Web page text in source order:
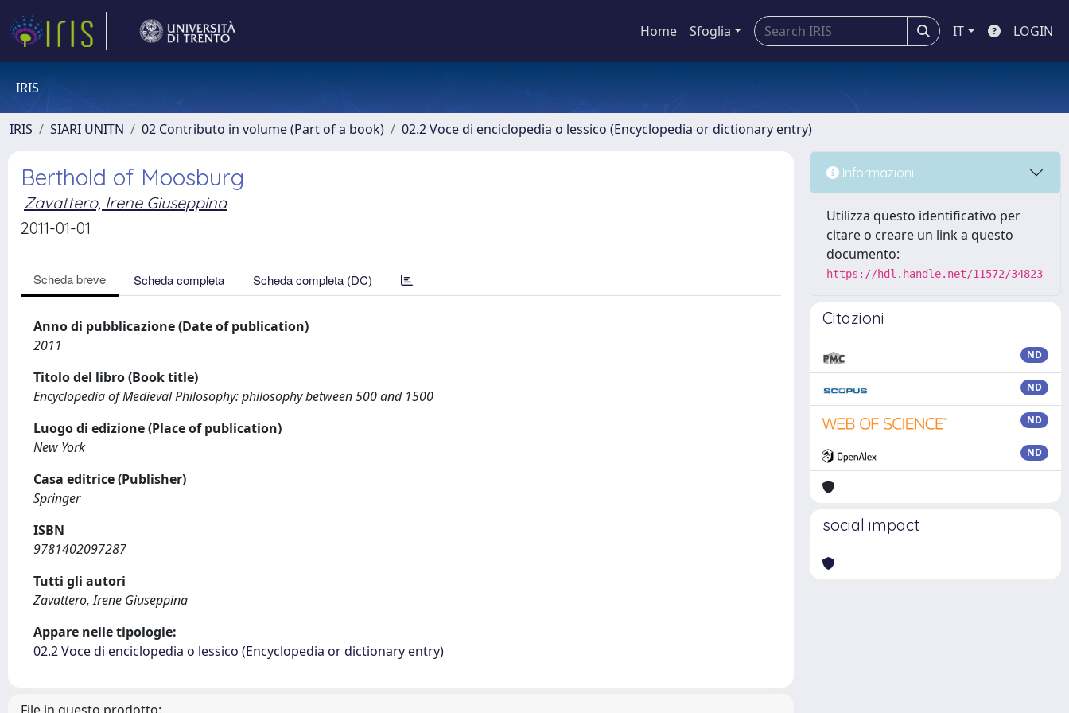
Home Sfoglia IT LOGIN
IRIS
IRIS SIARI UNITN 02 Contributo in volume (Part of a book) 02.2 Voce di enciclopedia o lessico (Encyclopedia or dictionary entry)
Berthold of Moosburg
Zavattero, Irene Giuseppina
2011-01-01
Scheda breve Scheda completa Scheda completa (DC)
Anno di pubblicazione (Date of publication)
2011
Titolo del libro (Book title)
Encyclopedia of Medieval Philosophy: philosophy between 500 and 1500
Luogo di edizione (Place of publication)
New York
Casa editrice (Publisher)
Springer
ISBN
9781402097287
Tutti gli autori
Zavattero, Irene Giuseppina
Appare nelle tipologie:
02.2 Voce di enciclopedia o lessico (Encyclopedia or dictionary entry)
Informazioni
Utilizza questo identificativo per
citare o creare un link a questo
documento:
https://hdl.handle.net/11572/34823
Citazioni
ND
ND
ND
ND
social impact